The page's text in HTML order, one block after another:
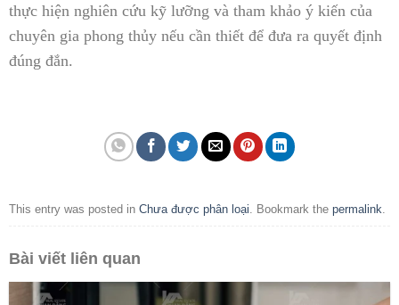
thực hiện nghiên cứu kỹ lưỡng và tham khảo ý kiến của
chuyên gia phong thủy nếu cần thiết để đưa ra quyết định
đúng đắn.
This entry was posted in Chưa được phân loại . Bookmark the permalink
Bài viết liên quan